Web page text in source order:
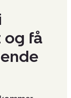
og få